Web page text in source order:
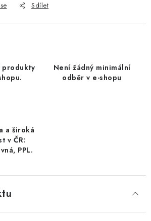
/ MANGO
/ JAHODY
SOLENÉ
Sdílet
produkty
Není žádný minimální
odběr v e-shopu
a široká
v ČR:
PPL.